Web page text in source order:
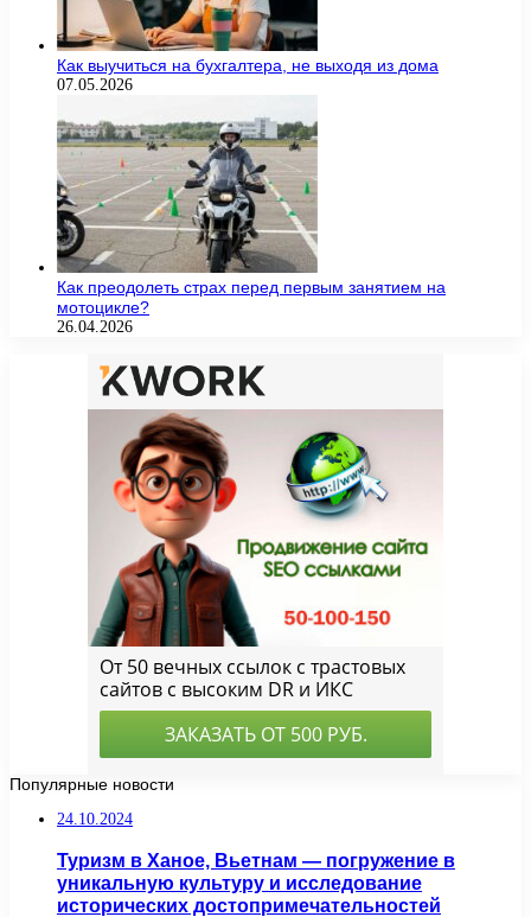
Как выучиться на бухгалтера, не выходя из дома
07.05.2026
Как преодолеть страх перед первым занятием на
мотоцикле?
26.04.2026
Популярные новости
24.10.2024
Туризм в Ханое, Вьетнам — погружение в
уникальную культуру и исследование
исторических достопримечательностей